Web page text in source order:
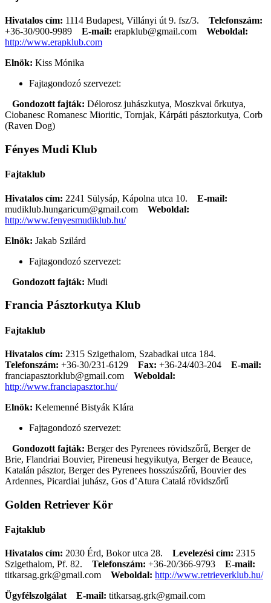
Hivatalos cím: 1114 Budapest, Villányi út 9. fsz/3. Telefonszám:
+36-30/900-9989
E-mail: erapklub@gmail.com
Weboldal:
http://www.erapklub.com
Elnök: Kiss Mónika
Fajtagondozó szervezet:
Gondozott fajták: Délorosz juhászkutya, Moszkvai őrkutya,
Ciobanesc Romanesc Mioritic, Tornjak, Kárpáti pásztorkutya, Corb
(Raven Dog)
Fényes Mudi Klub
Fajtaklub
Hivatalos cím: 2241 Sülysáp, Kápolna utca 10. E-mail:
mudiklub.hungaricum@gmail.com
Weboldal:
http://www.fenyesmudiklub.hu/
Elnök: Jakab Szilárd
Fajtagondozó szervezet:
Gondozott fajták: Mudi
Francia Pásztorkutya Klub
Fajtaklub
Hivatalos cím: 2315 Szigethalom, Szabadkai utca 184.
Telefonszám: +36-30/231-6129 Fax: +36-24/403-204
E-mail:
franciapasztorklub@gmail.com
Weboldal:
http://www.franciapasztor.hu/
Elnök: Kelemenné Bistyák Klára
Fajtagondozó szervezet:
Gondozott fajták: Berger des Pyrenees rövidszőrű, Berger de
Brie, Flandriai Bouvier, Pireneusi hegyikutya, Berger de Beauce,
Katalán pásztor, Berger des Pyrenees hosszúszőrű, Bouvier des
Ardennes, Picardiai juhász, Gos d’Atura Catalá rövidszőrű
Golden Retriever Kör
Fajtaklub
Hivatalos cím: 2030 Érd, Bokor utca 28. Levelezési cím: 2315
Szigethalom, Pf. 82.
Telefonszám: +36-20/366-9793
E-mail:
titkarsag.grk@gmail.com
Weboldal: http://www.retrieverklub.hu/
Ügyfélszolgálat
E-mail: titkarsag.grk@gmail.com